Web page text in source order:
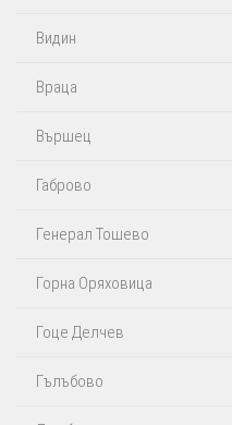
Видин
Враца
Вършец
Габрово
Генерал Тошево
Горна Оряховица
Гоце Делчев
Гълъбово